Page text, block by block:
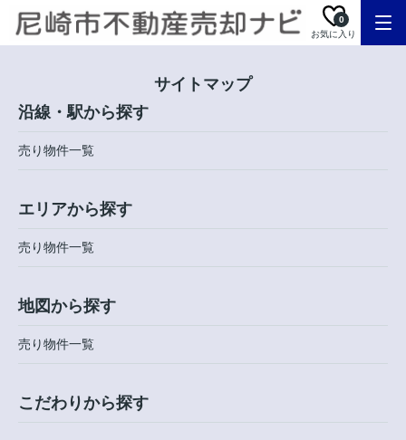
お気に入り
0
サイトマップ
沿線・駅から探す
売り物件一覧
エリアから探す
売り物件一覧
地図から探す
売り物件一覧
こだわりから探す